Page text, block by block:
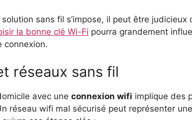
sans fil s’impose, il peut être
la bonne clé Wi-Fi pourra grandement
connexion.
réseaux sans fil
avec une connexion wifi implique des
réseau wifi mal sécurisé peut représenter